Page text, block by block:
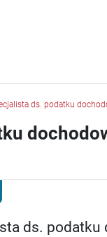
oknie
ds. podatku
ds.